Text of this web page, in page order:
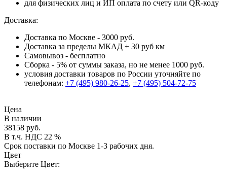
для физических лиц и ИП оплата по счету или QR-коду
Доставка:
Доставка по Москве - 3000 руб.
Доставка за пределы МКАД + 30 руб км
Самовывоз - бесплатно
Сборка - 5% от суммы заказа, но не менее 1000 руб.
условия доставки товаров по России уточняйте по
телефонам: +7 (495) 980-26-25, +7 (495) 504-72-75
Цена
В наличии
38158 руб.
В т.ч. НДС 22 %
Срок поставки по Москве 1-3 рабочих дня.
Цвет
Выберите Цвет: